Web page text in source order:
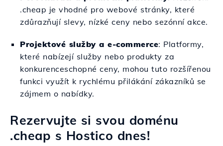
.cheap je vhodné pro webové stránky, které
zdůrazňují slevy, nízké ceny nebo sezónní akce.
Projektové služby a e-commerce: Platformy,
které nabízejí služby nebo produkty za
konkurenceschopné ceny, mohou tuto rozšířenou
funkci využít k rychlému přilákání zákazníků se
zájmem o nabídky.
Rezervujte si svou doménu
.cheap s Hostico dnes!